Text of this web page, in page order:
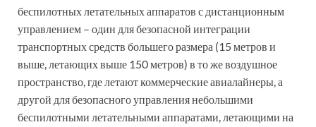
беспилотных летательных аппаратов с дистанционным
управлением – один для безопасной интеграции
транспортных средств большего размера (15 метров и
выше, летающих выше 150 метров) в то же воздушное
пространство, где летают коммерческие авиалайнеры, а
другой для безопасного управления небольшими
беспилотными летательными аппаратами, летающими на